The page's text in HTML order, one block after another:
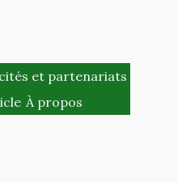
et partenariats
À propos